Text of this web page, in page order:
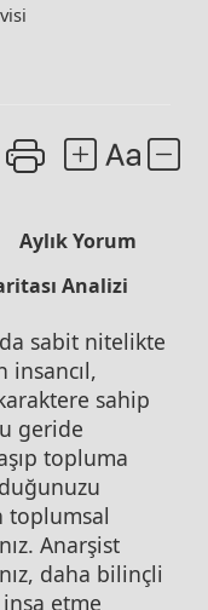
Aylık Yorum
Analizi
sabit nitelikte
sahip
geride
topluma
toplumsal
Anarşist
daha bilinçli
etme